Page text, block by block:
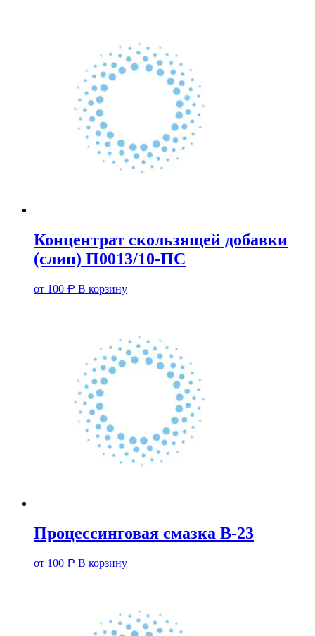
Концентрат скользящей добавки
(слип) П0013/10-ПС
от 100 Р В корзину
Процессинговая смазка В-23
от 100 Р В корзину